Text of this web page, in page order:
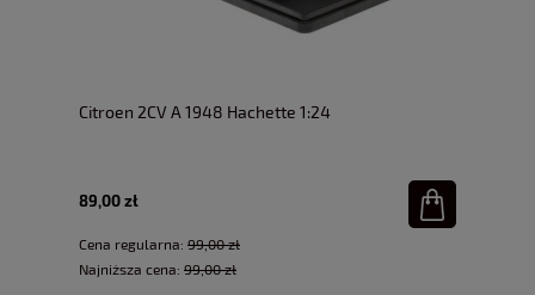
Citroen 2CV A 1948 Hachette 1:24
89,00 zł
Cena regularna: 99,00 zł
Najniższa cena: 99,00 zł